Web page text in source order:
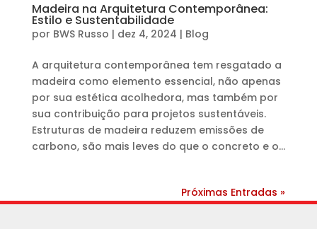
Madeira na Arquitetura Contemporânea:
Estilo e Sustentabilidade
por BWS Russo | dez 4, 2024 | Blog
A arquitetura contemporânea tem resgatado a
madeira como elemento essencial, não apenas
por sua estética acolhedora, mas também por
sua contribuição para projetos sustentáveis.
Estruturas de madeira reduzem emissões de
carbono, são mais leves do que o concreto e o...
Próximas Entradas »